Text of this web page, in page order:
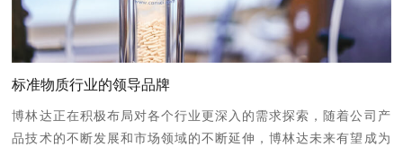
标准物质行业的领导品牌
博林达正在积极布局对各个行业更深入的需求探索，随着公司产
品技术的不断发展和市场领域的不断延伸，博林达未来有望成为